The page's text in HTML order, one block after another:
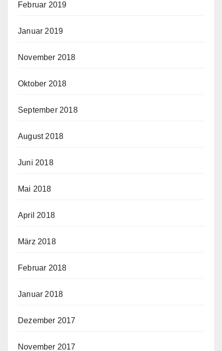
Februar 2019
Januar 2019
November 2018
Oktober 2018
September 2018
August 2018
Juni 2018
Mai 2018
April 2018
März 2018
Februar 2018
Januar 2018
Dezember 2017
November 2017